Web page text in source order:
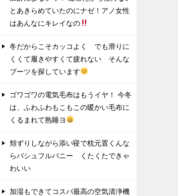
とあきらめていたのにナゼ！アノ女性
はあんなにキレイなの
冬だからこそカッコよく でも滑りに
くくて履きやすくて疲れない そんな
ブーツを探しています
ゴワゴワの電気毛布はもうイヤ！ 今冬
は、ふわふわもこもこの暖かい毛布に
くるまれて熟睡ヨ
頬ずりしながら添い寝で枕元置くんな
らバシュフルバニー くたくたできゃ
わいい
加湿もできてコスパ最高の空気清浄機